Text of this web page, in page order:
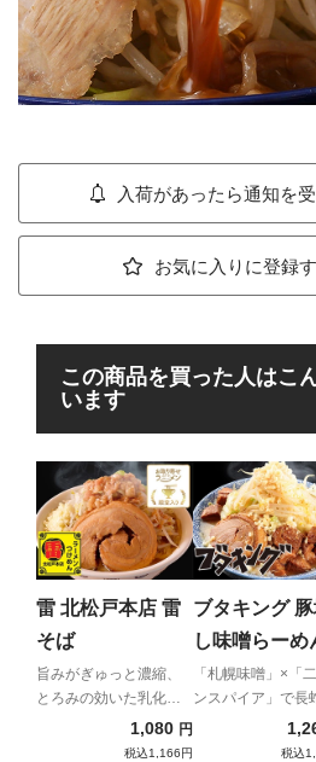
入荷があったら通知を
お気に入りに登録す
この商品を買った人はこ
います
雷 北松戸本店 雷
そば
旨みがぎゅっと濃縮、
とろみの効いた乳化ス
ープと自家製極太麺の
強烈濃厚コンビネーシ
1,080 円
税込1,166円
ブタキング
し味噌らーめ
「札幌味噌」×「
ンスパイア」で長
税込